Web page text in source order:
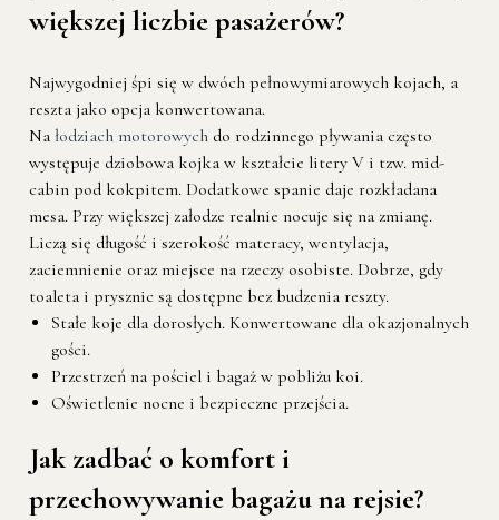
większej liczbie pasażerów?
Najwygodniej śpi się w dwóch pełnowymiarowych kojach, a
reszta jako opcja konwertowana.
Nałodziach motorowych do rodzinnego pływania często
występuje dziobowa kojka w kształcie litery V i tzw. mid-
cabin pod kokpitem. Dodatkowe spanie daje rozkładana
mesa. Przy większej załodze realnie nocuje się na zmianę.
Liczą się długość i szerokość materacy, wentylacja,
zaciemnienie oraz miejsce na rzeczy osobiste. Dobrze, gdy
toaleta i prysznic są dostępne bez budzenia reszty.
Stałe koje dla dorosłych. Konwertowane dla okazjonalnych
gości.
Przestrzeń na pościel i bagaż w pobliżu koi.
Oświetlenie nocne i bezpieczne przejścia.
Jak zadbać o komfort i
przechowywanie bagażu na rejsie?